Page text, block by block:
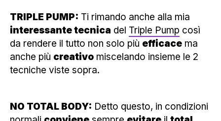
TRIPLE PUMP: Ti rimando anche alla mia
interessante tecnica del Triple Pump così
da rendere il tutto non solo più efficace ma
anche più creativo miscelando insieme le 2
tecniche viste sopra.
NO TOTAL BODY: Detto questo, in condizioni